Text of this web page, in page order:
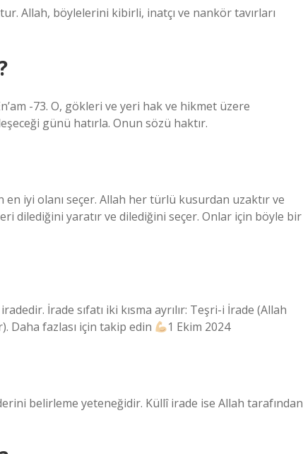
Allah, böylelerini kibirli, inatçı ve nankör tavırları
-73. O, gökleri ve yeri hak ve hikmet üzere
günü hatırla. Onun sözü haktır.
iyi olanı seçer. Allah her türlü kusurdan uzaktır ve
dilediğini yaratır ve dilediğini seçer. Onlar için böyle bir
İrade sıfatı iki kısma ayrılır: Teşri-i İrade (Allah
Daha fazlası için takip edin
1 Ekim 2024
belirleme yeteneğidir. Küllî irade ise Allah tarafından